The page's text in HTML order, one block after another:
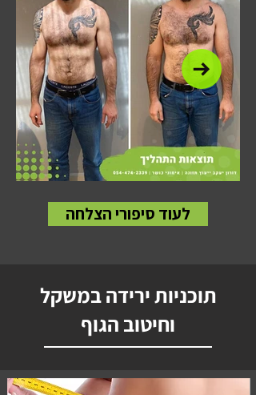
לעוד סיפורי הצלחה
תוכניות ירידה במשקל
וחיטוב הגוף